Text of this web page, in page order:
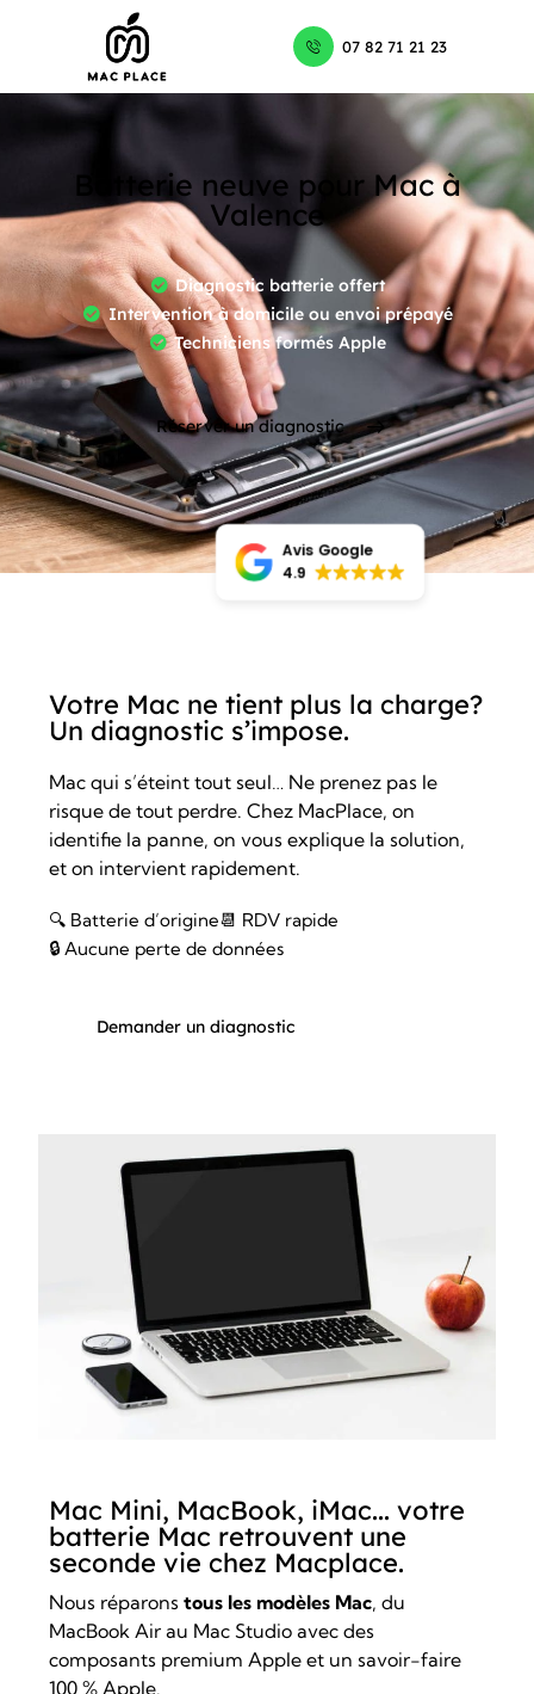
07 82 71 21 23
Batterie neuve pour Mac à
Valence
Diagnostic batterie offert
Intervention à domicile ou envoi prépayé
Techniciens formés Apple
Réserver un diagnostic
Avis Google
4.9
Votre Mac ne tient plus la charge?
Un diagnostic s’impose.
Mac qui s’éteint tout seul… Ne prenez pas le
risque de tout perdre. Chez MacPlace, on
identifie la panne, on vous explique la solution,
et on intervient rapidement.
🔍 Batterie d’origine📆 RDV rapide
🔒 Aucune perte de données
Demander un diagnostic
Mac Mini, MacBook, iMac... votre
batterie Mac retrouvent une
seconde vie chez Macplace.
Nous réparons tous les modèles Mac, du
MacBook Air au Mac Studio avec des
composants premium Apple et un savoir-faire
100 % Apple.